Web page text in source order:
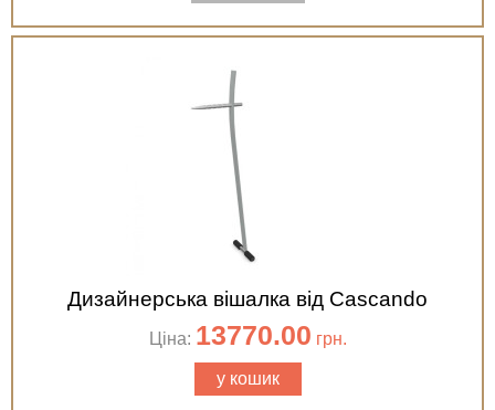
Дизайнерська вішалка від Cascando
Ціна: 13770.00 грн.
у кошик